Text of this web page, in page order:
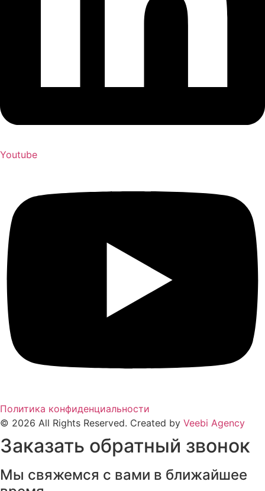
Youtube
Политика конфиденциальности
© 2026 All Rights Reserved. Created by Veebi Agency
Заказать обратный звонок
Мы свяжемся с вами в ближайшее